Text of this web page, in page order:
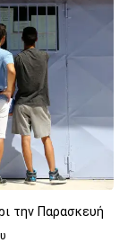
την Παρασκευή